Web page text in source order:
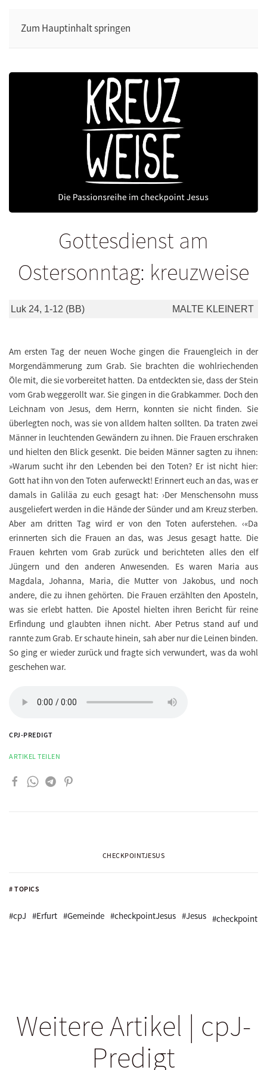
Zum Hauptinhalt springen
# TOPICS
#cpJ #Erfurt #Gemeinde #checkpointJesus #Jesus #checkpoint
Gottesdienst am
Ostersonntag: kreuzweise
Luk 24, 1-12 (BB) MALTE KLEINERT
Am ersten Tag der neuen Woche gingen die Frauengleich in der
Morgendämmerung zum Grab. Sie brachten die wohlriechenden
Öle mit, die sie vorbereitet hatten. Da entdeckten sie, dass der Stein
vom Grab weggerollt war. Sie gingen in die Grabkammer. Doch den
Leichnam von Jesus, dem Herrn, konnten sie nicht finden. Sie
überlegten noch, was sie von alldem halten sollten. Da traten zwei
Männer in leuchtenden Gewändern zu ihnen. Die Frauen erschraken
und hielten den Blick gesenkt. Die beiden Männer sagten zu ihnen:
»Warum sucht ihr den Lebenden bei den Toten? Er ist nicht hier:
Gott hat ihn von den Toten auferweckt! Erinnert euch an das, was er
damals in Galiläa zu euch gesagt hat: ›Der Menschensohn muss
ausgeliefert werden in die Hände der Sünder und am Kreuz sterben.
Aber am dritten Tag wird er von den Toten auferstehen. ‹«Da
erinnerten sich die Frauen an das, was Jesus gesagt hatte. Die
Frauen kehrten vom Grab zurück und berichteten alles den elf
Jüngern und den anderen Anwesenden. Es waren Maria aus
Magdala, Johanna, Maria, die Mutter von Jakobus, und noch
andere, die zu ihnen gehörten. Die Frauen erzählten den Aposteln,
was sie erlebt hatten. Die Apostel hielten ihren Bericht für reine
Erfindung und glaubten ihnen nicht. Aber Petrus stand auf und
rannte zum Grab. Er schaute hinein, sah aber nur die Leinen binden.
So ging er wieder zurück und fragte sich verwundert, was da wohl
geschehen war.
CPJ-PREDIGT
ARTIKEL TEILEN
CHECKPOINTJESUS
Weitere Artikel | cpJ-
Predigt